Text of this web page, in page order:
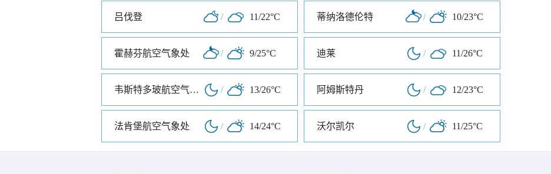
吕伐登 / 11/22°C 蒂纳洛德伦特 / 10/23°C
霍赫芬航空气象处 / 9/25°C 迪莱 / 11/26°C
韦斯特多玻航空气象处 / 13/26°C 阿姆斯特丹 / 12/23°C
法肯堡航空气象处 / 14/24°C 沃尔凯尔 / 11/25°C